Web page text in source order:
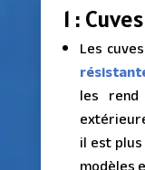
1 :
Les
les
il est